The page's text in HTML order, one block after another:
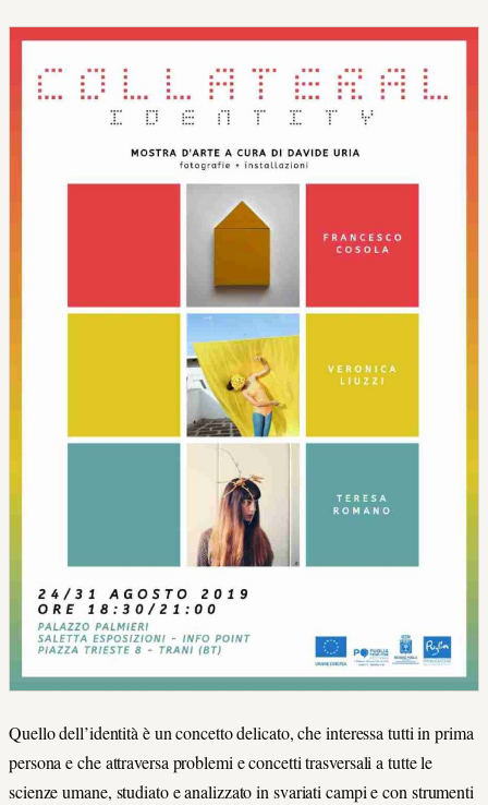
Quello dell’identità è un concetto delicato, che interessa tutti in prima
persona e che attraversa problemi e concetti trasversali a tutte le
scienze umane, studiato e analizzato in svariati campi e con strumenti